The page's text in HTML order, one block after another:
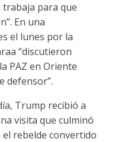
para que
En una
el lunes por la
“discutieron
PAZ en Oriente
defensor”.
Trump recibió a
visita que culminó
rebelde convertido